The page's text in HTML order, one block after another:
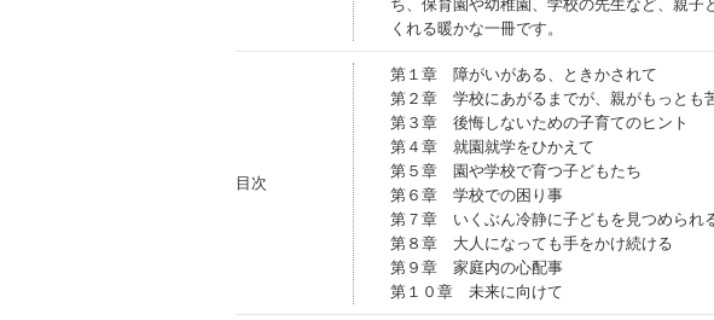
ち、保育園や幼稚園、学校の先生など、親
くれる暖かな一冊です。
目次
第１章 障がいがある、ときかされて
第２章 学校にあがるまでが、親がもっとも
第３章 後悔しないための子育てのヒント
第４章 就園就学をひかえて
第５章 園や学校で育つ子どもたち
第６章 学校での困り事
第７章 いくぶん冷静に子どもを見つめられ
第８章 大人になっても手をかけ続ける
第９章 家庭内の心配事
第１０章 未来に向けて